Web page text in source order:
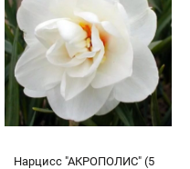
Нарцисс "АКРОПОЛИС" (5